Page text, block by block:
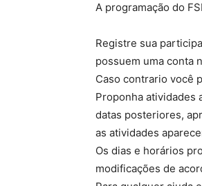
A programação do
Registre sua
possuem uma conta
Caso contrario você
Proponha atividades
datas posteriores,
as atividades
Os dias e horários
modificações de